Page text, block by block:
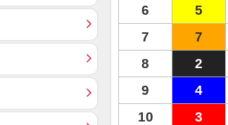
6
5
7
7
8
2
9
4
10
3